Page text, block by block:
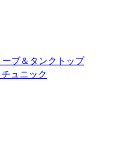
ーブ＆タンクトップ
ュニック